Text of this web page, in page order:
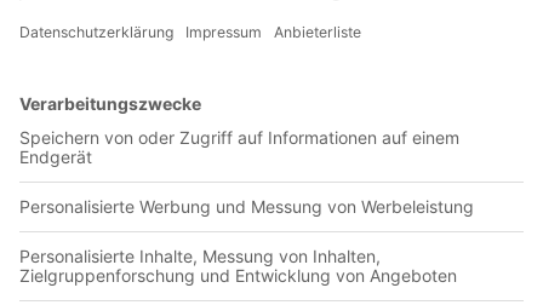
Partie zwischen Eintracht Frankfurt und Bayern (05.08.2022).
und dem FC Bayern (17.09.2022). Minute 17: O-Ton von
Julian Nagelsmann: Ausschnitt aus der Pressekonferenz nach
dem Spiel zwischen Augsburg und dem FC Bayern
(17.09.2022). Minute 18: O-Ton von Julian Nagelsmann:
Ausschnitt aus der Pressekonferenz nach dem Spiel zwischen
Augsburg und dem FC Bayern (17.09.2022). Minute 20:
Zuschauergeräusche, auch bei folgenden Nutzungen aus
"End of football game by litz0815". Minute 20:
Schreibmaschine, auch bei folgenden Nutzungen aus "old
typewriter.wav by monotraum". Minute 22: O-Ton aus ZDF-